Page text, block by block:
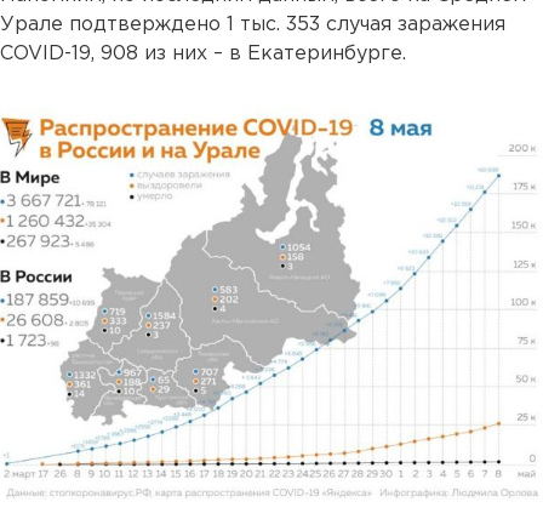
Урале подтверждено 1 тыс. 353 случая заражения
COVID-19, 908 из них – в Екатеринбурге.